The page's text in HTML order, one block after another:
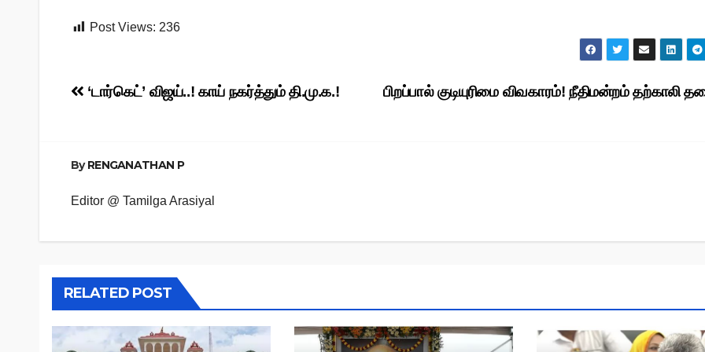
Post Views: 236
Post
பிறப்பால் குடியுரிமை விவகாரம்! நீதிமன்றம் தற்காலி
‘டார்கெட்’ விஜய்..! காய் நகர்த்தும் தி.மு.க.!
ByRENGANATHAN P
Editor @ Tamilga Arasiyal
RELATED POST